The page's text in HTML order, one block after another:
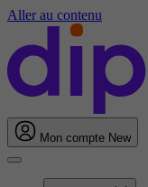
Aller au contenu
Mon compte New